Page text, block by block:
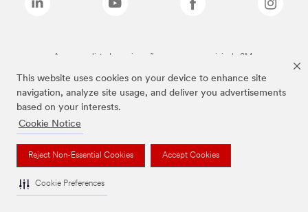
This website uses cookies on your device to enhance site
navigation, analyze site usage, and deliver you advertisements
based on your interests.
Cookie Notice
Reject Non-Essential Cookies Accept Cookies
Cookie Preferences
As marcas listadas a cima são marcas comerciais da 3M.